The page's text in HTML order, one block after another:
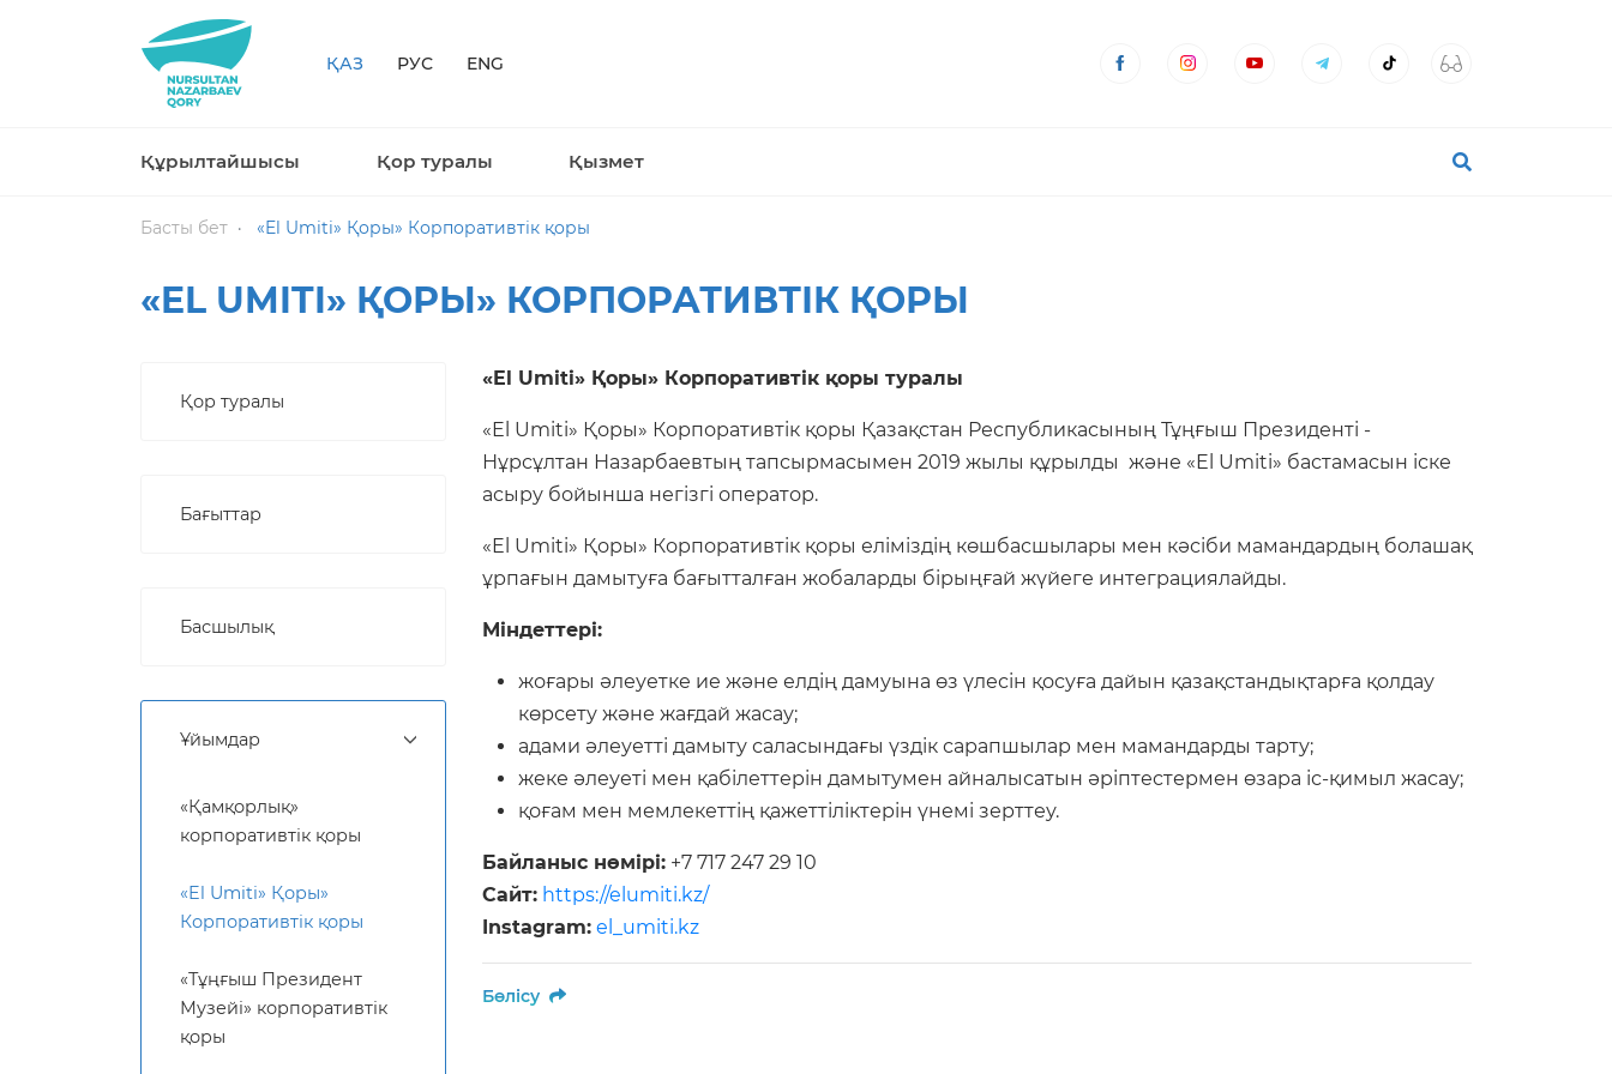
ҚАЗ РУС ENG
Құрылтайшысы Қор туралы Қызмет
Басты бет «El Umiti» Қоры» Корпоративтік қоры
«EL UMITI» ҚОРЫ» КОРПОРАТИВТІК ҚОРЫ
Қор туралы
Бағыттар
Басшылық
Ұйымдар
«Қамқорлық»
корпоративтік қоры
«El Umiti» Қоры»
Корпоративтік қоры
«Тұңғыш Президент
Музейі» корпоративтік
қоры
«El Umiti» Қоры» Корпоративтік қоры туралы
«El Umiti» Қоры» Корпоративтік қоры Қазақстан Республикасының Тұңғыш Президенті -
Нұрсұлтан Назарбаевтың тапсырмасымен 2019 жылы құрылды және «El Umiti» бастамасын іске
асыру бойынша негізгі оператор.
«El Umiti» Қоры» Корпоративтік қоры еліміздің көшбасшылары мен кәсіби мамандардың болашақ
ұрпағын дамытуға бағытталған жобаларды бірыңғай жүйеге интеграциялайды.
Міндеттері:
жоғары әлеуетке ие және елдің дамуына өз үлесін қосуға дайын қазақстандықтарға қолдау
көрсету және жағдай жасау;
адами әлеуетті дамыту саласындағы үздік сарапшылар мен мамандарды тарту;
жеке әлеуеті мен қабілеттерін дамытумен айналысатын әріптестермен өзара іс-қимыл жасау;
қоғам мен мемлекеттің қажеттіліктерін үнемі зерттеу.
Байланыс нөмірі: +7 717 247 29 10
Сайт: https://elumiti.kz/
Instagram: el_umiti.kz
Бөлісу